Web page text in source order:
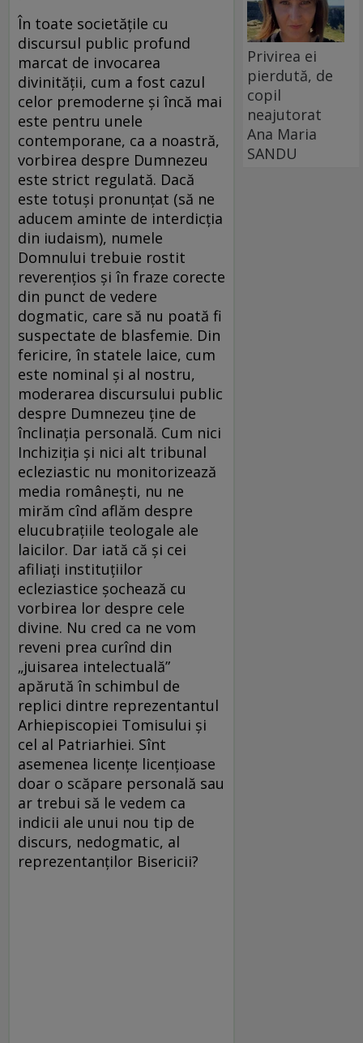
În toate societățile cu
discursul public profund
marcat de invocarea
divinității, cum a fost cazul
celor premoderne și încă mai
este pentru unele
contemporane, ca a noastră,
vorbirea despre Dumnezeu
este strict regulată. Dacă
este totuși pronunțat (să ne
aducem aminte de interdicția
din iudaism), numele
Domnului trebuie rostit
reverențios și în fraze corecte
din punct de vedere
dogmatic, care să nu poată fi
suspectate de blasfemie. Din
fericire, în statele laice, cum
este nominal și al nostru,
moderarea discursului public
despre Dumnezeu ține de
înclinația personală. Cum nici
Inchiziția și nici alt tribunal
ecleziastic nu monitorizează
media românești, nu ne
mirăm cînd aflăm despre
elucubrațiile teologale ale
laicilor. Dar iată că și cei
afiliați instituțiilor
ecleziastice șochează cu
vorbirea lor despre cele
divine. Nu cred ca ne vom
reveni prea curînd din
„juisarea intelectuală”
apărută în schimbul de
replici dintre reprezentantul
Arhiepiscopiei Tomisului și
cel al Patriarhiei. Sînt
asemenea licențe licențioase
doar o scăpare personală sau
ar trebui să le vedem ca
indicii ale unui nou tip de
discurs, nedogmatic, al
reprezentanților Bisericii?
Privirea ei
pierdută, de
copil
neajutorat
Ana Maria
SANDU